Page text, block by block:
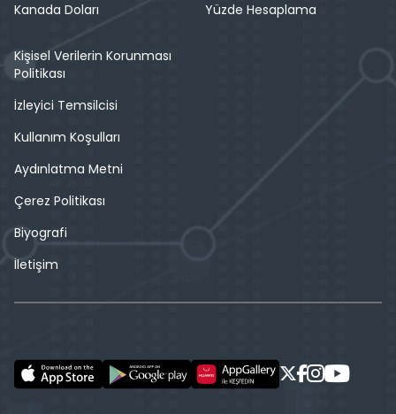
Kanada Doları
Yüzde Hesaplama
Kişisel Verilerin Korunması
Politikası
İzleyici Temsilcisi
Kullanım Koşulları
Aydınlatma Metni
Çerez Politikası
Biyografi
İletişim